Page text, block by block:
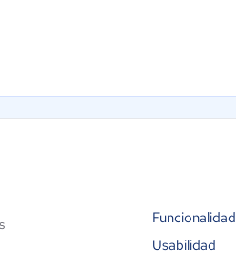
Funcionalidad
Usabilidad